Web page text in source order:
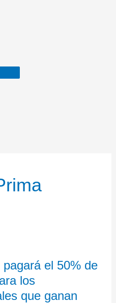
el 50% de
los
que ganan